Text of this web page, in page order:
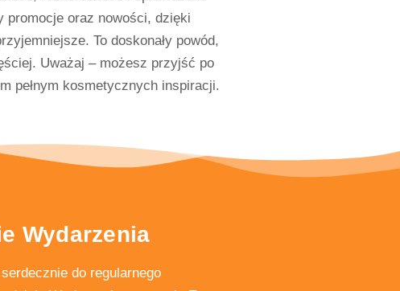
promocje oraz nowości, dzięki
To doskonały powód,
Uważaj – możesz przyjść po
pełnym kosmetycznych inspiracji.
Wydarzenia
do regularnego